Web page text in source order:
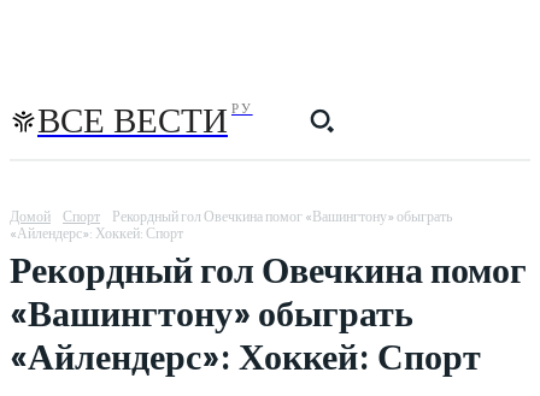
ВСЕ ВЕСТИ РУ
Домой Спорт
Рекордный гол Овечкина помог «Вашингтону» обыграть
«Айлендерс»: Хоккей: Спорт
Рекордный гол Овечкина помог
«Вашингтону» обыграть
«Айлендерс»: Хоккей: Спорт